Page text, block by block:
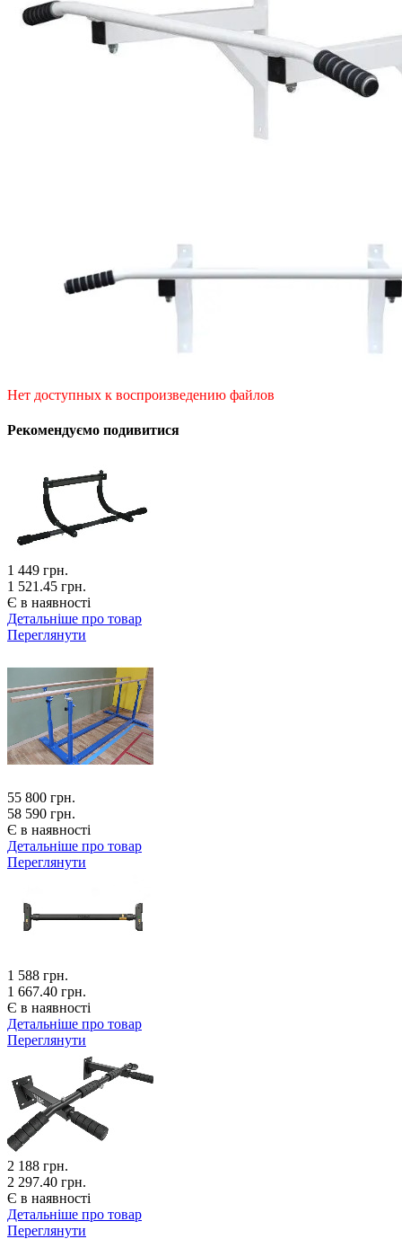
Нет доступных к воспроизведению файлов
Рекомендуємо подивитися
1 449 грн.
1 521.45 грн.
Є в наявності
Детальніше про товар
Переглянути
55 800 грн.
58 590 грн.
Є в наявності
Детальніше про товар
Переглянути
1 588 грн.
1 667.40 грн.
Є в наявності
Детальніше про товар
Переглянути
2 188 грн.
2 297.40 грн.
Є в наявності
Детальніше про товар
Переглянути